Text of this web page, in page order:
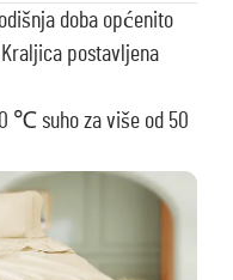
doba općenito
Kraljica postavljena
℃ suho za više od 50